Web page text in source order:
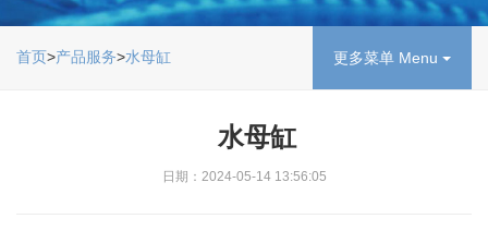
更多菜单 Menu
首页>产品服务>水母缸
水母缸
日期：2024-05-14 13:56:05